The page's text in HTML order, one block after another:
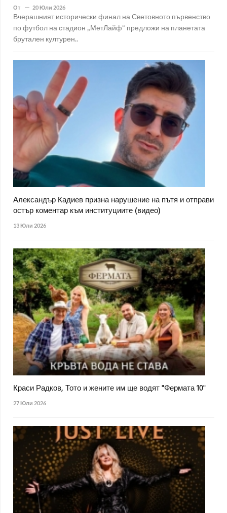
От 20 Юли 2026
Вчерашният исторически финал на Световното първенство
по футбол на стадион „МетЛайф“ предложи на планетата
брутален културен..
Александър Кадиев призна нарушение на пътя и отправи
остър коментар към институциите (видео)
13 Юли 2026
Краси Радков, Тото и жените им ще водят "Фермата 10"
27 Юли 2026